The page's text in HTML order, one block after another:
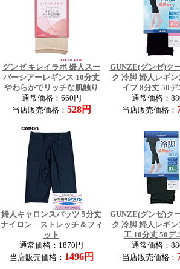
グンゼ キレイラボ 婦人スー
パーシアーレギンス 10分丈
やわらかでリッチな肌触り
通常価格：660円
当店販売価格： 528円
GUNZE(グンゼ)ク
ク 冷脚 婦人レギン
イプ 8分丈 50デ
通常価格：
当店販売価格：
婦人キャロンスパッツ 5分丈
ナイロン ストレッチ＆フィ
ット
通常価格：1870円
当店販売価格： 1496円
GUNZE(グンゼ)ク
ク 冷脚 婦人レギン
工 10分丈 50デ
通常価格：
当店販売価格：